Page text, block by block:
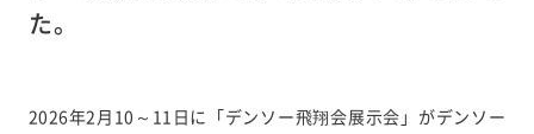
た。
2026年2月10～11日に「デンソー飛翔会展示会」がデンソー